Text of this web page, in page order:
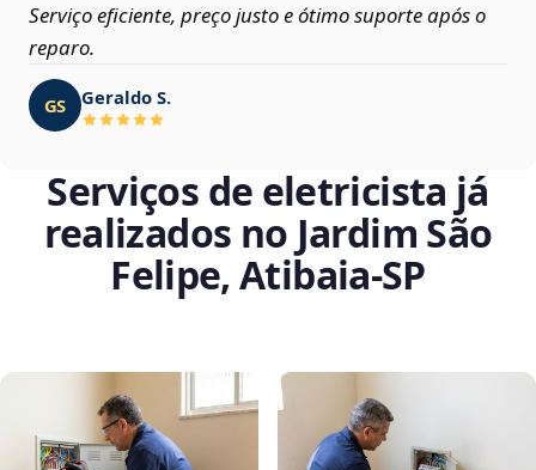
Serviço eficiente, preço justo e ótimo suporte após o
reparo.
GS Geraldo S.
Serviços de eletricista já
realizados no Jardim São
Felipe, Atibaia‑SP